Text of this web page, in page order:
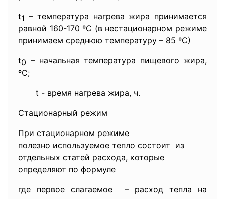
t1 – температура нагрева жира принимается
равной 160-170 ºС (в нестационарном режиме
принимаем среднюю температуру – 85 ºС)
t0 – начальная температура пищевого жира,
ºС;
t - время нагрева жира, ч.
Стационарный режим
При стационарном режиме
полезно используемое тепло состоит из
отдельных статей расхода, которые
определяют по формуле
где первое слагаемое – расход тепла на